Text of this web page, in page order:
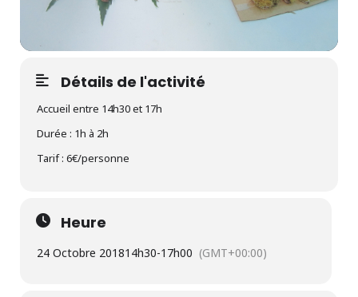
Détails de l'activité
Accueil entre 14h30 et 17h
Durée : 1h à 2h
Tarif : 6€/personne
Heure
24 Octobre 201814h30-17h00 (GMT+00:00)